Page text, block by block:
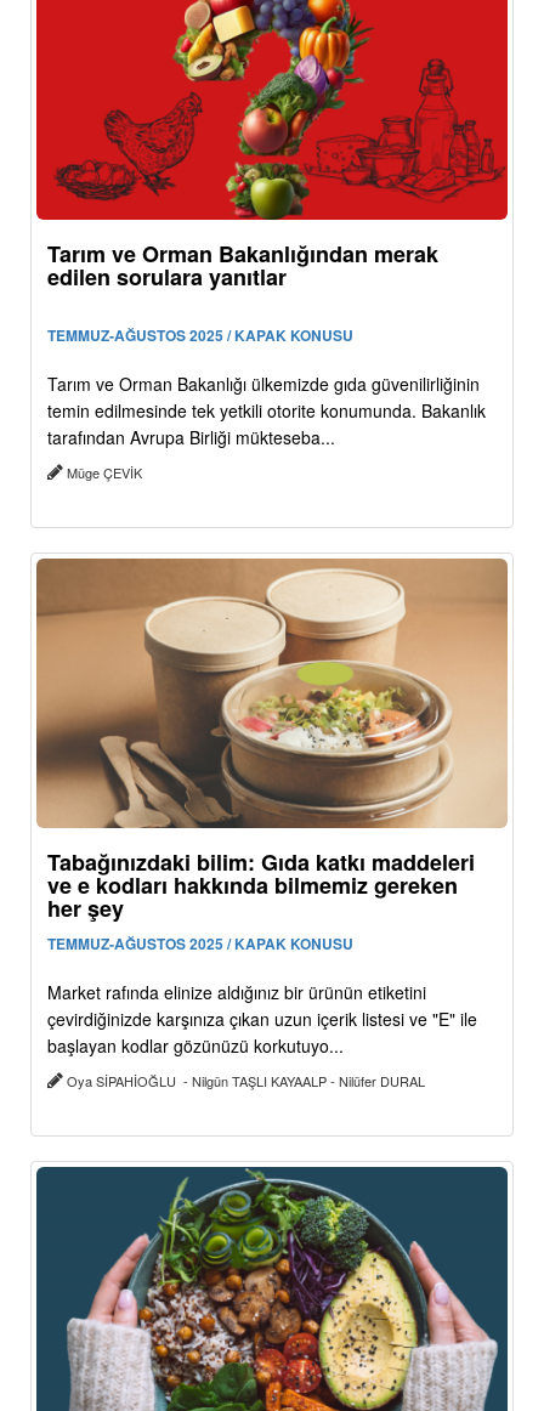
Tarım ve Orman Bakanlığından merak
edilen sorulara yanıtlar
TEMMUZ-AĞUSTOS 2025 / KAPAK KONUSU
Tarım ve Orman Bakanlığı ülkemizde gıda güvenilirliğinin
temin edilmesinde tek yetkili otorite konumunda. Bakanlık
tarafından Avrupa Birliği mükteseba...
Müge ÇEVİK
Tabağınızdaki bilim: Gıda katkı maddeleri
ve e kodları hakkında bilmemiz gereken
her şey
TEMMUZ-AĞUSTOS 2025 / KAPAK KONUSU
Market rafında elinize aldığınız bir ürünün etiketini
çevirdiğinizde karşınıza çıkan uzun içerik listesi ve "E" ile
başlayan kodlar gözünüzü korkutuyo...
Oya SİPAHİOĞLU - Nilgün TAŞLI KAYAALP - Nilüfer DURAL